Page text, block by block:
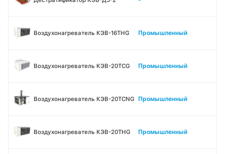
Воздухонагреватель КЭВ-16THG Промышленный
Воздухонагреватель КЭВ-20TСG Промышленный
Воздухонагреватель КЭВ-20TСNG Промышленный
Воздухонагреватель КЭВ-20THG Промышленный